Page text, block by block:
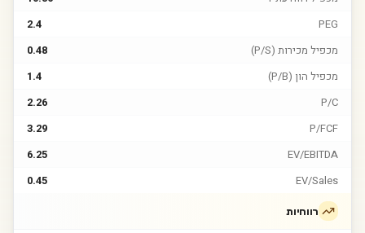
PEG
2.4
מכפיל מכירות (P/S)
0.48
מכפיל הון (P/B)
1.4
P/C
2.26
P/FCF
3.29
EV/EBITDA
6.25
EV/Sales
0.45
רווחיות